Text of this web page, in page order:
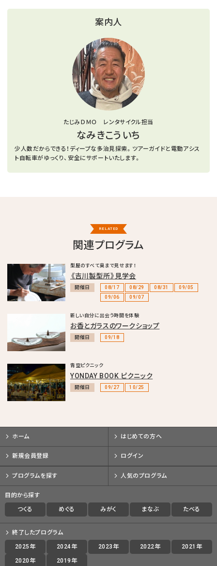
案内人
たじみＤＭＯ レンタサイクル担当
なみきこういち
少人数だからできる！ディープな多治見探索。ツアーガイドと電動アシス
ト自転車がゆっくり、安全にサポートいたします。
RELATED
関連プログラム
型屋のすべて奥まで見せます！
《吉川製型所》見学会
開催日 08/17 08/29 08/31
09/05
09/06
09/07
新しい自分に出会う時間を体験
お香とガラスのワークショップ
開催日 09/18
青空ピクニック
YONDAY BOOK ピクニック
開催日 09/27 10/25
ホーム はじめての方へ
新規会員登録 ログイン
プログラムを探す 人気のプログラム
目的から探す
つくる めぐる みがく まなぶ たべる
終了したプログラム
2025年 2024年 2023年 2022年 2021年
2020年 2019年